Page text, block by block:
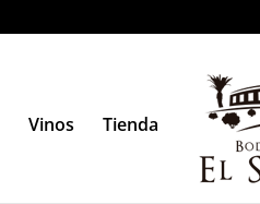
Vinos Tienda